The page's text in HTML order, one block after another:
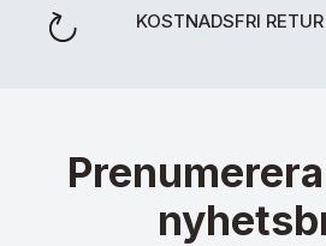
KOSTNADSFRI